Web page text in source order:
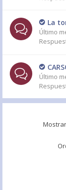
La
Último
Último